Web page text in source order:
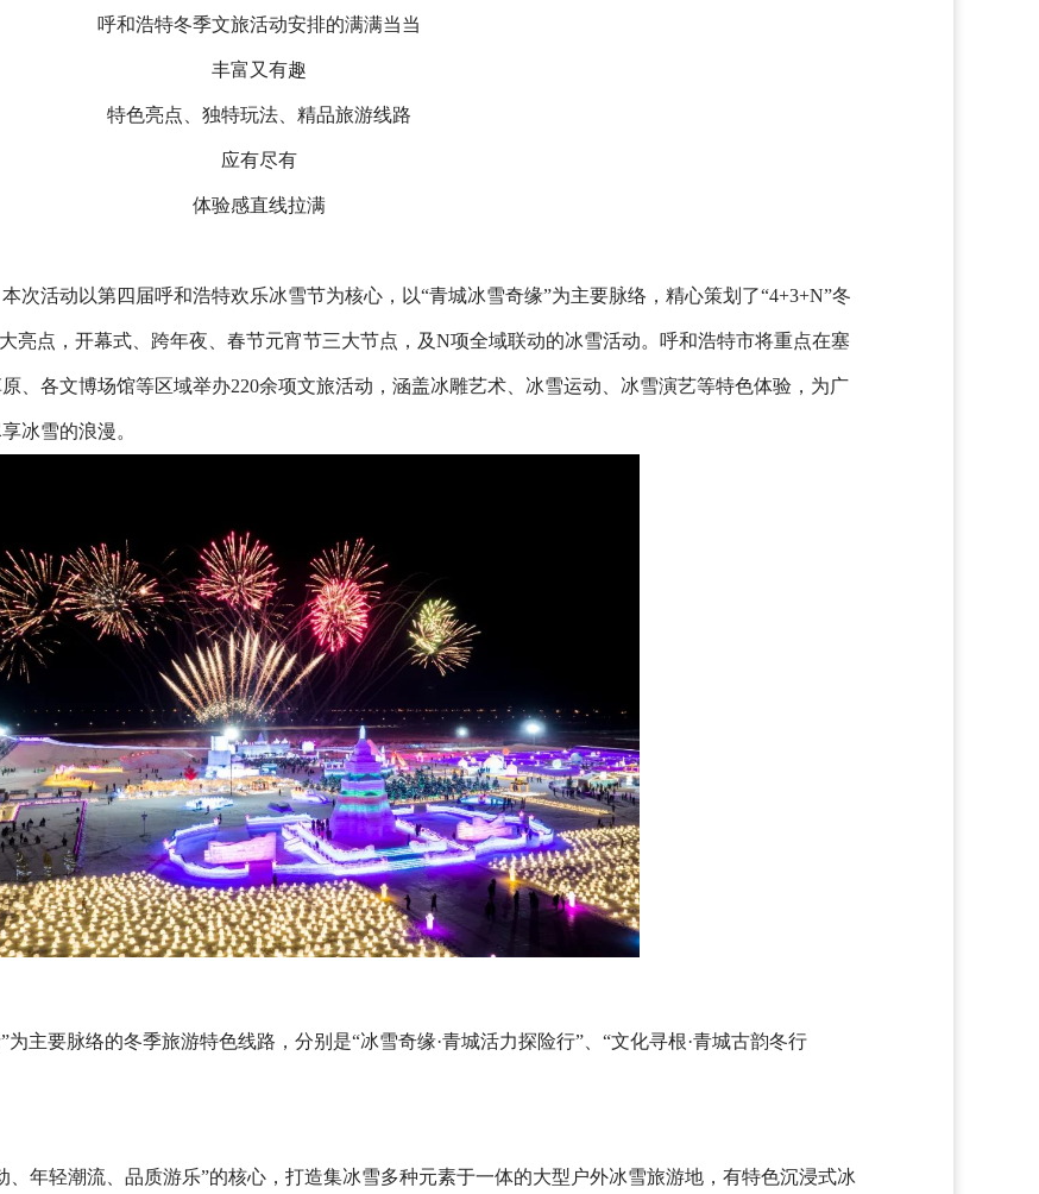
呼和浩特冬季文旅活动安排的满满当当
丰富又有趣
特色亮点、独特玩法、精品旅游线路
应有尽有
体验感直线拉满
次活动以第四届呼和浩特欢乐冰雪节为核心，以“青城冰雪奇缘”为主要脉络，精心策划了“4+3+N”冬
亮点，开幕式、跨年夜、春节元宵节三大节点，及N项全域联动的冰雪活动。呼和浩特市将重点在塞
、各文博场馆等区域举办220余项文旅活动，涵盖冰雕艺术、冰雪运动、冰雪演艺等特色体验，为广
冰雪的浪漫。
主要脉络的冬季旅游特色线路，分别是“冰雪奇缘·青城活力探险行”、“文化寻根·青城古韵冬行
、年轻潮流、品质游乐”的核心，打造集冰雪多种元素于一体的大型户外冰雪旅游地，有特色沉浸式冰